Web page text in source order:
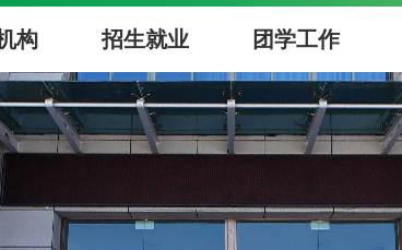
构 招生就业 团学工作